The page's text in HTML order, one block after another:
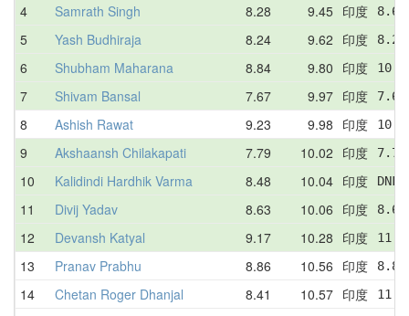
4 Samrath Singh 8.28 9.45 印度
5 Yash Budhiraja 8.24 9.62 印度
6 Shubham Maharana 8.84 9.80 印度
7 Shivam Bansal 7.67 9.97 印度
8 Ashish Rawat 9.23 9.98 印度
9 Akshaansh Chilakapati 7.79 10.02 印度
10 Kalidindi Hardhik Varma 8.48 10.04 印度
11 Divij Yadav 8.63 10.06 印度
12 Devansh Katyal 9.17 10.28 印度
13 Pranav Prabhu 8.86 10.56 印度
14 Chetan Roger Dhanjal 8.41 10.57 印度